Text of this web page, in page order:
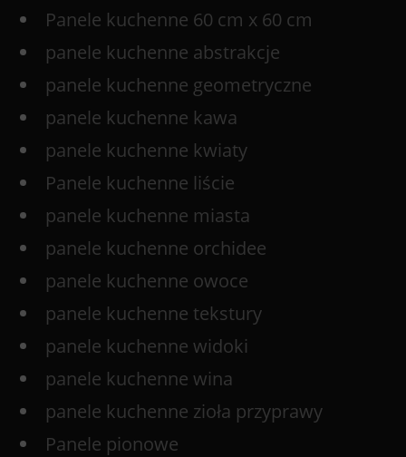
Panele kuchenne 60 cm x 60 cm
panele kuchenne abstrakcje
panele kuchenne geometryczne
panele kuchenne kawa
panele kuchenne kwiaty
Panele kuchenne liście
panele kuchenne miasta
panele kuchenne orchidee
panele kuchenne owoce
panele kuchenne tekstury
panele kuchenne widoki
panele kuchenne wina
panele kuchenne zioła przyprawy
Panele pionowe